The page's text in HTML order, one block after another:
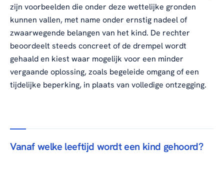
zijn voorbeelden die onder deze wettelijke gronden
kunnen vallen, met name onder ernstig nadeel of
zwaarwegende belangen van het kind. De rechter
beoordeelt steeds concreet of de drempel wordt
gehaald en kiest waar mogelijk voor een minder
vergaande oplossing, zoals begeleide omgang of een
tijdelijke beperking, in plaats van volledige ontzegging.
Vanaf welke leeftijd wordt een kind gehoord?